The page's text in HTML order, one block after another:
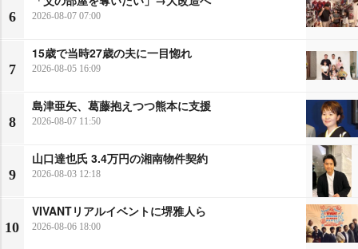
6 2026-08-07 07:00
7
15歳で当時27歳の夫に一目惚れ
2026-08-05 16:09
8
島津亜矢、葛藤抱えつつ熊本に支援
2026-08-07 11:50
9
山口達也氏 3.4万円の湘南物件契約
2026-08-03 12:18
10
VIVANTリアルイベントに堺雅人ら
2026-08-06 18:00